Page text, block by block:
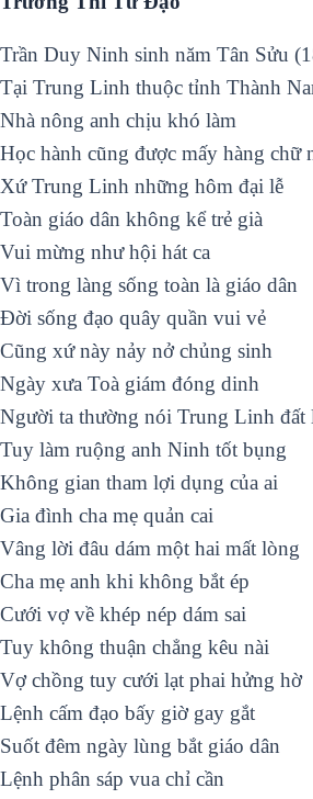
Trần Duy Ninh sinh năm Tân Sửu
Tại Trung Linh thuộc tỉnh Thành
Nhà nông anh chịu khó làm
Học hành cũng được mấy hàng chữ
Xứ Trung Linh những hôm đại lễ
Toàn giáo dân không kể trẻ già
Vui mừng như hội hát ca
Vì trong làng sống toàn là giáo dân
Ðời sống đạo quây quần vui vẻ
Cũng xứ này nảy nở chủng sinh
Ngày xưa Toà giám đóng dinh
Người ta thường nói Trung Linh đất
Tuy làm ruộng anh Ninh tốt bụng
Không gian tham lợi dụng của ai
Gia đình cha mẹ quản cai
Vâng lời đâu dám một hai mất lòng
Cha mẹ anh khi không bắt ép
Cưới vợ về khép nép dám sai
Tuy không thuận chẳng kêu nài
Vợ chồng tuy cưới lạt phai hửng hờ
Lệnh cấm đạo bấy giờ gay gắt
Suốt đêm ngày lùng bắt giáo dân
Lệnh phân sáp vua chỉ cần